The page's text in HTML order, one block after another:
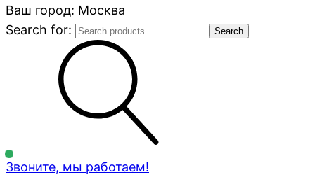
Ваш город: Москва
Search for:
Search
Звоните, мы работаем!